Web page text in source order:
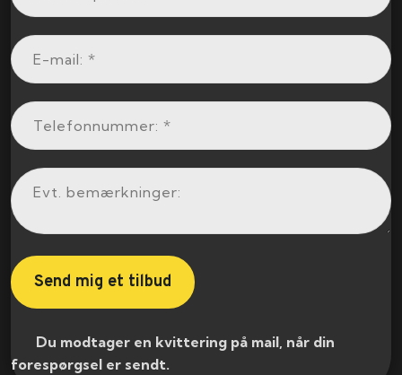
​ Du modtager en kvittering på mail, når din
forespørgsel er sendt.​